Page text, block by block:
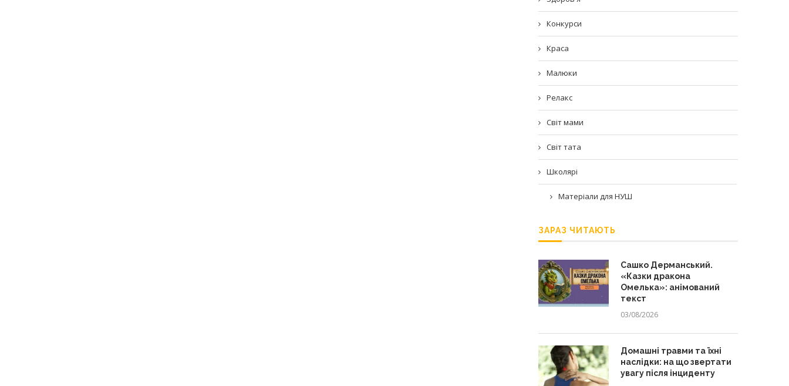
Конкурси
Краса
Малюки
Релакс
Світ мами
Світ тата
Школярі
Матеріали для НУШ
ЗАРАЗ ЧИТАЮТЬ
Сашко Дерманський.
«Казки дракона
Омелька»: анімований
текст
03/08/2026
Домашні травми та їхні
наслідки: на що звертати
увагу після інциденту